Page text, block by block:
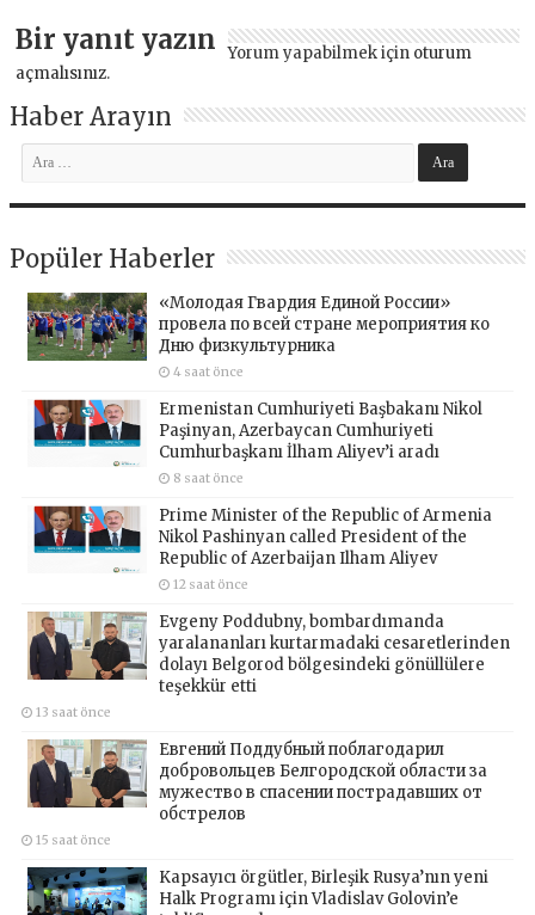
Bir yanıt yazın Yorum yapabilmek için oturum
açmalısınız.
Haber Arayın
Popüler Haberler
«Молодая Гвардия Единой России»
провела по всей стране мероприятия ко
Дню физкультурника
4 saat önce
Ermenistan Cumhuriyeti Başbakanı Nikol
Paşinyan, Azerbaycan Cumhuriyeti
Cumhurbaşkanı İlham Aliyev’i aradı
8 saat önce
Prime Minister of the Republic of Armenia
Nikol Pashinyan called President of the
Republic of Azerbaijan Ilham Aliyev
12 saat önce
Evgeny Poddubny, bombardımanda
yaralananları kurtarmadaki cesaretlerinden
dolayı Belgorod bölgesindeki gönüllülere
teşekkür etti
13 saat önce
Евгений Поддубный поблагодарил
добровольцев Белгородской области за
мужество в спасении пострадавших от
обстрелов
15 saat önce
Kapsayıcı örgütler, Birleşik Rusya’nın yeni
Halk Programı için Vladislav Golovin’e